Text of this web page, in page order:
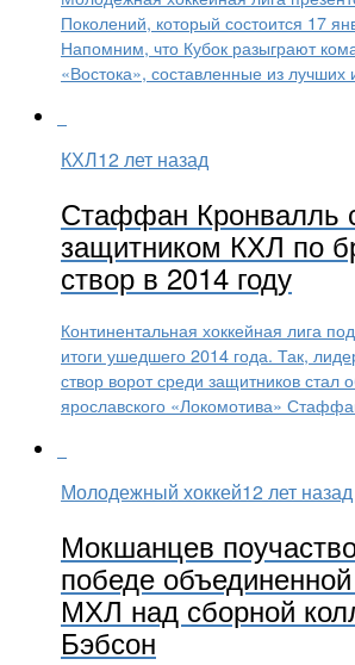
Поколений, который состоится 17
Напомним, что Кубок разыграют
«Востока», составленные из лучших
КХЛ12 лет назад
Стаффан Кронвалль
защитником КХЛ по
створ в 2014 году
Континентальная хоккейная лига
итоги ушедшего 2014 года. Так,
створ ворот среди защитников стал
ярославского «Локомотива»
Молодежный хоккей12 лет назад
Мокшанцев
победе
МХЛ над сборной
Бэбсон